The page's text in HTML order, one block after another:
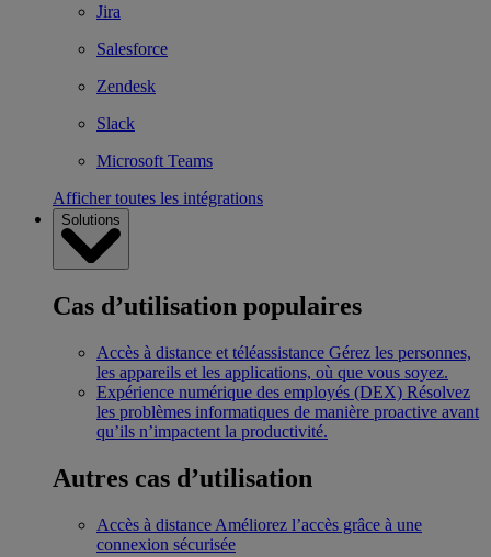
Jira
Salesforce
Zendesk
Slack
Microsoft Teams
Afficher toutes les intégrations
Solutions
Cas d’utilisation populaires
Accès à distance et téléassistance Gérez les personnes,
les appareils et les applications, où que vous soyez.
Expérience numérique des employés (DEX) Résolvez
les problèmes informatiques de manière proactive avant
qu’ils n’impactent la productivité.
Autres cas d’utilisation
Accès à distance Améliorez l’accès grâce à une
connexion sécurisée